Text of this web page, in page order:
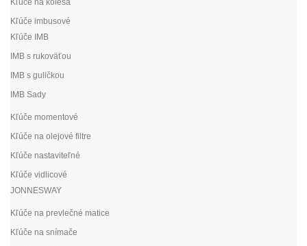
Kľúče na kolesá
Kľúče imbusové
Kľúče IMB
IMB s rukoväťou
IMB s guličkou
IMB Sady
Kľúče momentové
Kľúče na olejové filtre
Kľúče nastaviteľné
Kľúče vidlicové
JONNESWAY
Kľúče na prevlečné matice
Kľúče na snímače